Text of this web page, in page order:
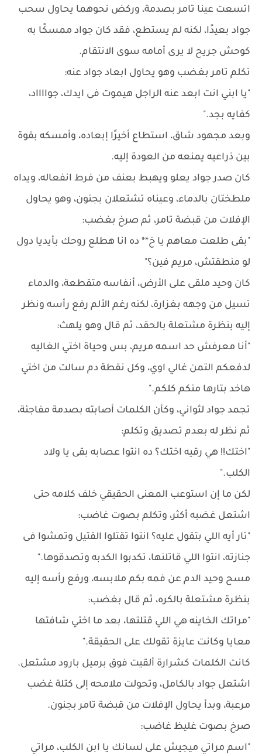
اتسعت عينا تامر بصدمة، وركض نحوهما يحاول سحب
جواد بعيدًا، لكنه لم يستطع، فقد كان جواد ممسكًا به
كوحش جريح لا يرى أمامه سوى الانتقام.
تكلم تامر بغضب وهو يحاول ابعاد جواد عنه:
"يا ابني انت ابعد عنه الراجل هيموت فى ايدك، جوااااد،
كفايه بجد."
وبعد مجهود شاق، استطاع أخيرًا إبعاده، وأمسكه بقوة
بين ذراعيه يمنعه من العودة إليه.
كان صدر جواد يعلو ويهبط بعنف من فرط انفعاله، ويداه
ملطختان بالدماء، وعيناه تشتعلان بجنون، وهو يحاول
الإفلات من قبضة تامر، ثم صرخ بغضب:
"بقى طلعت معاهم يا خ** ده انا هطلع روحك بأيديا دول
لو منطقتش، مريم فين؟"
كان وحيد ملقى على الأرض، أنفاسه متقطعة، والدماء
تسيل من وجهه بغزارة، لكنه رغم الألم رفع رأسه ونظر
إليه بنظرة مشتعلة بالحقد، ثم قال وهو يلهث:
"أنا معرفش حد اسمه مريم، بس وحياة اختي الغاليه
لدفعكم التمن غالي اوي، وكل نقطة دم سالت من اختي
هاخد بتارها منكم كلكم."
تجمد جواد لثواني، وكأن الكلمات أصابته بصدمة مفاجئة،
ثم نظر له بعدم تصديق وتكلم:
"اختك!! هي رقيه اختك؟ ده انتوا عصابه بقى يا ولاد
الكلب."
لكن ما إن استوعب المعنى الحقيقي خلف كلامه حتى
اشتعل غضبه أكثر، وتكلم بصوت غاضب:
"تار أيه اللي بتقول عليه؟ انتوا تقتلوا القتيل وتمشوا فى
جنازته، انتوا اللي قاتلنها، تكدبوا الكدبه وتصدقوها."
مسح وحيد الدم عن فمه بكم ملابسه، ورفع رأسه إليه
بنظرة مشتعلة بالكره، ثم قال بغضب:
"مراتك الخاينه هي اللي قتلتها، بعد ما اختي شافتها
معايا وكانت عايزة تقولك على الحقيقة."
كانت الكلمات كشرارة ألقيت فوق برميل بارود مشتعل.
اشتعل جواد بالكامل، وتحولت ملامحه إلى كتلة غضب
مرعبة، وبدأ يحاول الإفلات من قبضة تامر بجنون.
صرخ بصوت غليظ غاضب:
"اسم مراتي ميجيش على لسانك يا ابن الكلب، مراتي